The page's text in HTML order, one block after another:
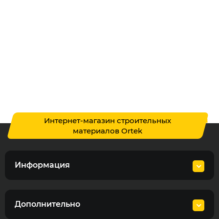
Интернет-магазин строительных
материалов Ortek
Информация
Дополнительно